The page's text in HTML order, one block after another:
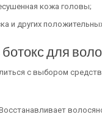
кожа головы;
и других
для
с выбором